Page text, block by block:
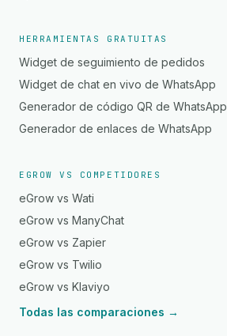
HERRAMIENTAS GRATUITAS
Widget de seguimiento de pedidos
Widget de chat en vivo de WhatsApp
Generador de código QR de WhatsApp
Generador de enlaces de WhatsApp
EGROW VS COMPETIDORES
eGrow vs Wati
eGrow vs ManyChat
eGrow vs Zapier
eGrow vs Twilio
eGrow vs Klaviyo
Todas las comparaciones →